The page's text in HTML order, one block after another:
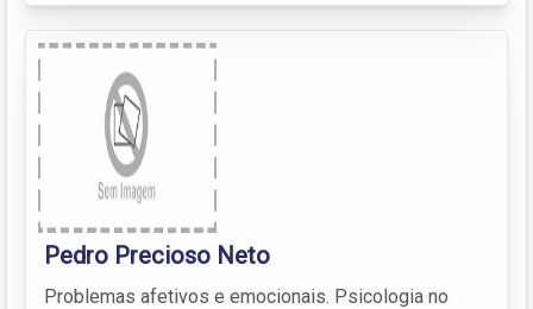
Pedro Precioso Neto
Problemas afetivos e emocionais. Psicologia no